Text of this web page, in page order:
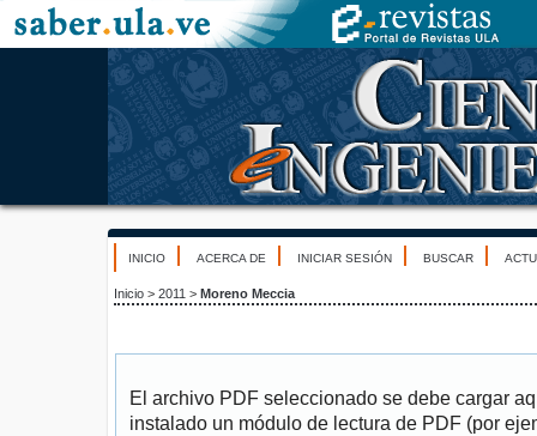
INICIO ACERCA DE INICIAR SESIÓN BUSCAR
Inicio > 2011 > Moreno Meccia
El archivo PDF seleccionado se debe cargar
instalado un módulo de lectura de PDF (por